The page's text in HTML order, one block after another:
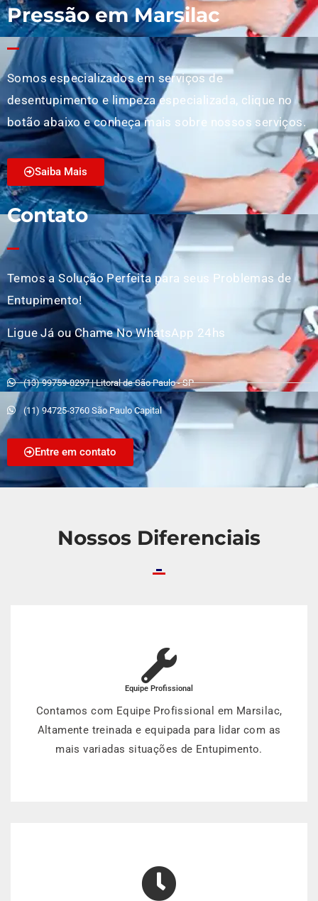
Pressão em Marsilac
Somos especializados em serviços de
desentupimento e limpeza especializada, clique no
botão abaixo e conheça mais sobre nossos serviços.
Saiba Mais
Contato
Temos a Solução Perfeita para seus Problemas de
Entupimento!
Ligue Já ou Chame No WhatsApp 24hs
(13) 99759-8297 | Litoral de São Paulo - SP
(11) 94725-3760 São Paulo Capital
Entre em contato
Nossos Diferenciais
Equipe Profissional
Contamos com Equipe Profissional em Marsilac,
Altamente treinada e equipada para lidar com as
mais variadas situações de Entupimento.